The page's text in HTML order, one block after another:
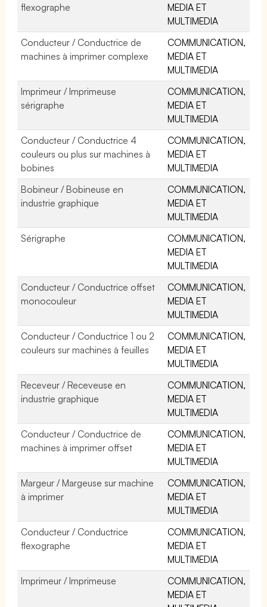
flexographe
MEDIA ET
MULTIMEDIA
Conducteur / Conductrice de
machines à imprimer complexe
COMMUNICATION,
MEDIA ET
MULTIMEDIA
Imprimeur / Imprimeuse
sérigraphe
COMMUNICATION,
MEDIA ET
MULTIMEDIA
Conducteur / Conductrice 4
couleurs ou plus sur machines à
bobines
COMMUNICATION,
MEDIA ET
MULTIMEDIA
Bobineur / Bobineuse en
industrie graphique
COMMUNICATION,
MEDIA ET
MULTIMEDIA
Sérigraphe
COMMUNICATION,
MEDIA ET
MULTIMEDIA
Conducteur / Conductrice offset
monocouleur
COMMUNICATION,
MEDIA ET
MULTIMEDIA
Conducteur / Conductrice 1 ou 2
couleurs sur machines à feuilles
COMMUNICATION,
MEDIA ET
MULTIMEDIA
Receveur / Receveuse en
industrie graphique
COMMUNICATION,
MEDIA ET
MULTIMEDIA
Conducteur / Conductrice de
machines à imprimer offset
COMMUNICATION,
MEDIA ET
MULTIMEDIA
Margeur / Margeuse sur machine
à imprimer
COMMUNICATION,
MEDIA ET
MULTIMEDIA
Conducteur / Conductrice
flexographe
COMMUNICATION,
MEDIA ET
MULTIMEDIA
Imprimeur / Imprimeuse
COMMUNICATION,
MEDIA ET